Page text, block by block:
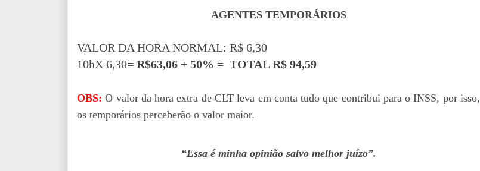
AGENTES TEMPORÁRIOS
VALOR DA HORA NORMAL: R$ 6,30
10hX 6,30= R$63,06 + 50% = TOTAL R$ 94,59
OBS:O valor da hora extra de CLT leva em conta tudo que contribui para o INSS, por isso,
os temporários perceberão o valor maior.
“Essa é minha opinião salvo melhor juízo”.